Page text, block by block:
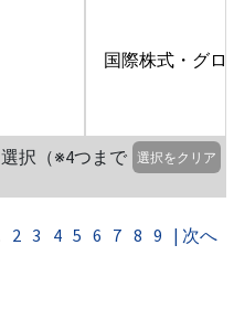
国際株式・グロ
択（※4つまで
選択をクリア
2 3 4 5 6 7 8 9 | 次へ